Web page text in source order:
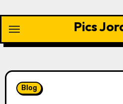
content
Pics
Blog